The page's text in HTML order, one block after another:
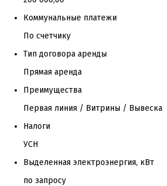
Коммунальные платежи
По счетчику
Тип договора аренды
Прямая аренда
Преимущества
Первая линия / Витрины / Вывеска
Налоги
УСН
Выделенная электроэнергия, кВт
по запросу